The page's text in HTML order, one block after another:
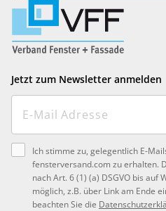
Jetzt zum Newsletter anmelden
Ich stimme zu, gelegentlich E-
fensterversand.com zu erhalten.
nach Art. 6 (1) (a) DSGVO bis
möglich, z.B. über Link am Ende
beachten Sie die